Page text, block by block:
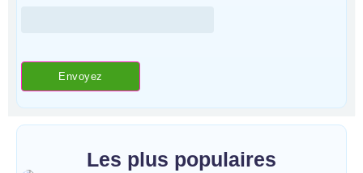
Les plus populaires